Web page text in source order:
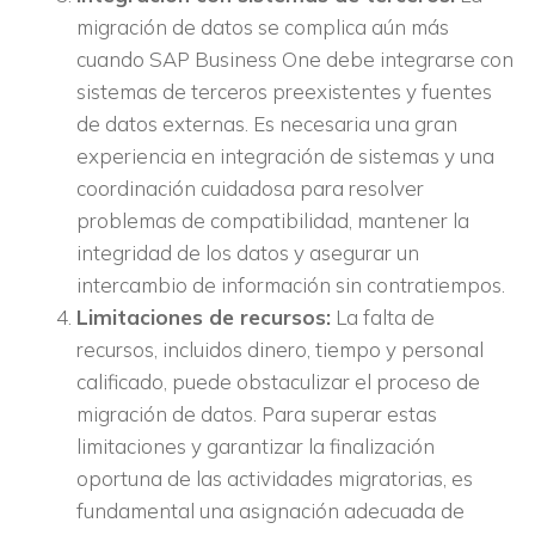
migración de datos se complica aún más
cuando SAP Business One debe integrarse con
sistemas de terceros preexistentes y fuentes
de datos externas. Es necesaria una gran
experiencia en integración de sistemas y una
coordinación cuidadosa para resolver
problemas de compatibilidad, mantener la
integridad de los datos y asegurar un
intercambio de información sin contratiempos.
Limitaciones de recursos: La falta de
recursos, incluidos dinero, tiempo y personal
calificado, puede obstaculizar el proceso de
migración de datos. Para superar estas
limitaciones y garantizar la finalización
oportuna de las actividades migratorias, es
fundamental una asignación adecuada de